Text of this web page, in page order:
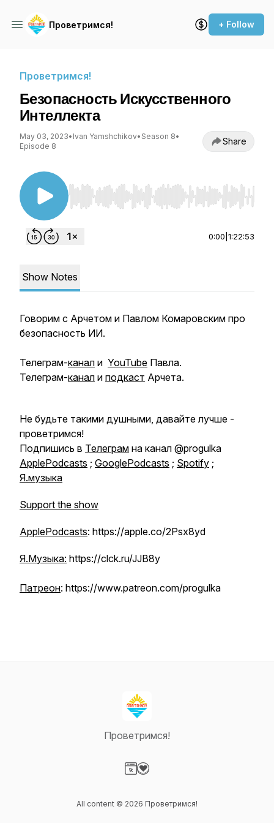
Проветримся! + Follow
Проветримся!
Безопасность Искусственного
Интеллекта
May 03, 2023• Ivan Yamshchikov• Season 8•
Episode 8
Share
Use Left/Right to seek, Home/End to jump to
0:00 1:22:53
Show Notes
Говорим с Арчетом и Павлом Комаровским про
безопасность ИИ.
Телеграм-канал и YouTube Павла.
Телеграм-канал и подкаст Арчета.
Не будьте такими душными, давайте лучше -
проветримся!
Подпишись в Телеграм на канал @progulka
ApplePodcasts ; GooglePodcasts ; Spotify ;
Я.музыка
Support the show
ApplePodcasts: https://apple.co/2Psx8yd
Я.Музыка: https://clck.ru/JJB8y
Патреон: https://www.patreon.com/progulka
Проветримся!
All content © 2026 Проветримся!